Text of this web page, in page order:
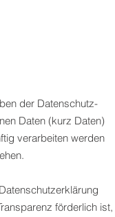
der Datenschutz-
Daten (kurz Daten)
verarbeiten werden
förderlich ist,